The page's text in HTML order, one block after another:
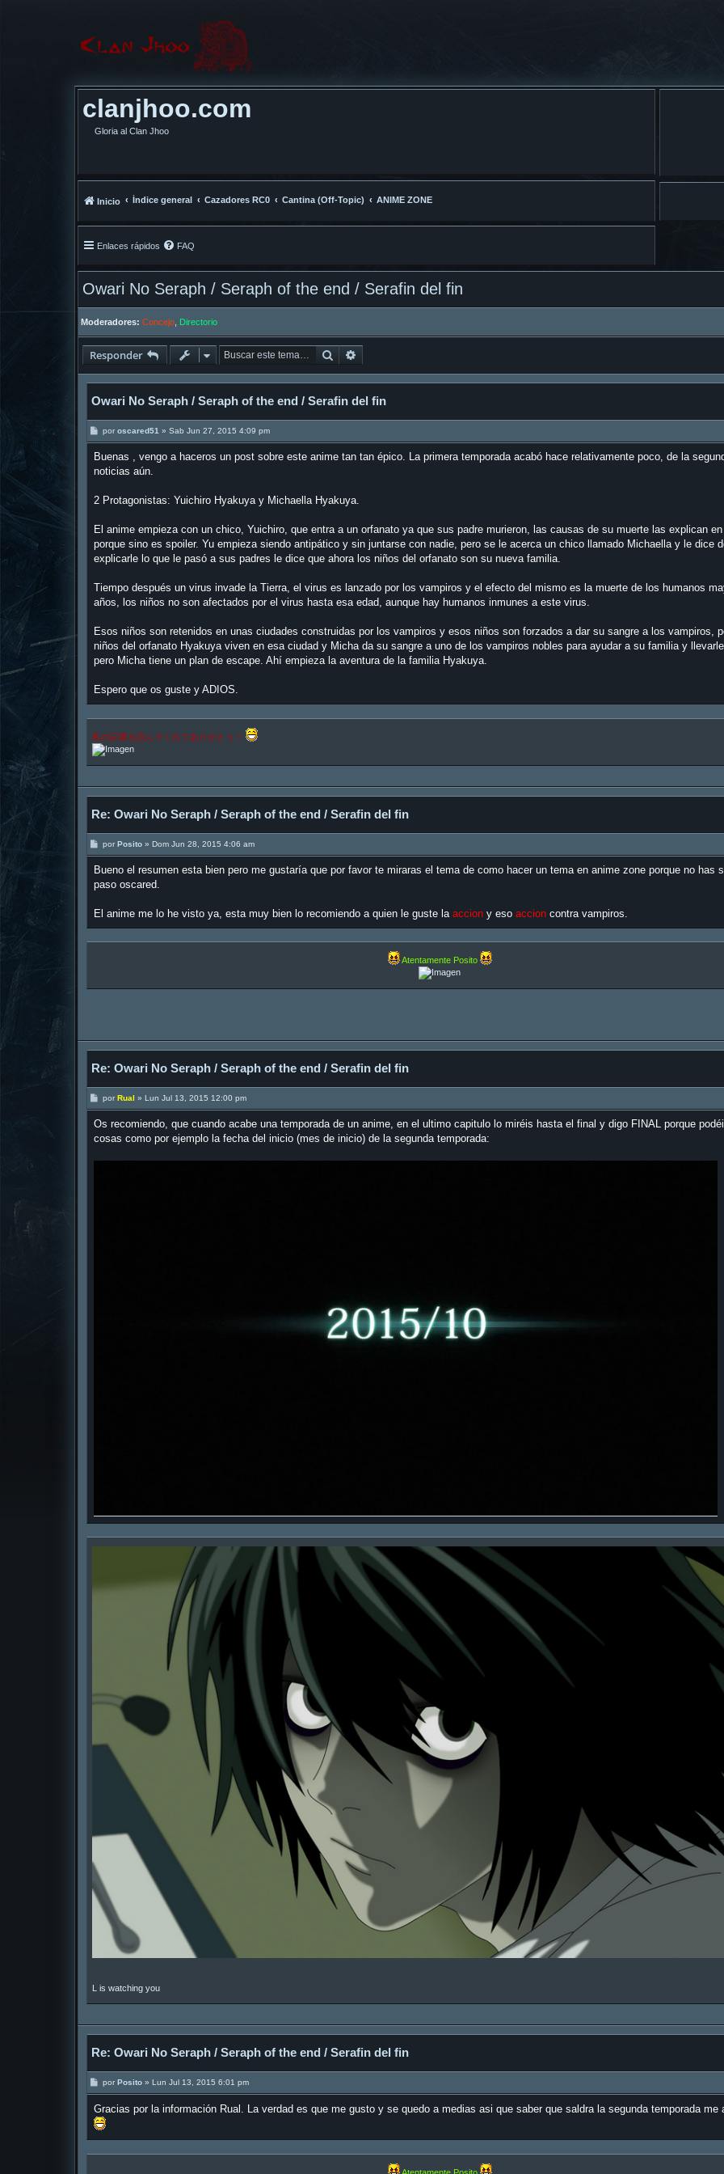
clanjhoo.com
Gloria al Clan Jhoo
Inicio Índice general Cazadores RC0 Cantina (Off-Topic) ANIME ZONE
Enlaces rápidos FAQ
Owari No Seraph / Seraph of the end / Serafin del fin
Moderadores: Concejo Directorio
Responder Buscar
Owari No Seraph / Seraph of the end / Serafin del fin
M
e
s
a
por oscared51» Sab Jun 27, 2015 4:09 pm
Buenas , vengo a haceros un post sobre este anime tan tan épico. La primera temporada acabó hace relativamente poco, de la
noticias aún.
2 Protagonistas: Yuichiro Hyakuya y Michaella Hyakuya.
El anime empieza con un chico, Yuichiro, que entra a un orfanato ya que sus padre murieron, las causas de su muerte las explican
porque sino es spoiler. Yu empieza siendo antipático y sin juntarse con nadie, pero se le acerca un chico llamado Michaella y le dice
explicarle lo que le pasó a sus padres le dice que ahora los niños del orfanato son su nueva familia.
Tiempo después un virus invade la Tierra, el virus es lanzado por los vampiros y el efecto del mismo es la muerte de los humanos
años, los niños no son afectados por el virus hasta esa edad, aunque hay humanos inmunes a este virus.
Esos niños son retenidos en unas ciudades construidas por los vampiros y esos niños son forzados a dar su sangre a los vampiros,
niños del orfanato Hyakuya viven en esa ciudad y Micha da su sangre a uno de los vampiros nobles para ayudar a su familia y
pero Micha tiene un plan de escape. Ahí empieza la aventura de la familia Hyakuya.
Espero que os guste y ADIOS.
私の記事を読んでくれてありがとう！
Re: Owari No Seraph / Seraph of the end / Serafin del fin
M
s
a
por Posito» Dom Jun 28, 2015 4:06 am
Bueno el resumen esta bien pero me gustaría que por favor te miraras el tema de como hacer un tema en anime zone porque no has
paso oscared.
El anime me lo he visto ya, esta muy bien lo recomiendo a quien le guste la accion y eso accion contra vampiros.
Atentamente Posito
Re: Owari No Seraph / Seraph of the end / Serafin del fin
M
s
a
por Rual » Lun Jul 13, 2015 12:00 pm
Os recomiendo, que cuando acabe una temporada de un anime, en el ultimo capitulo lo miréis hasta el final y digo FINAL porque
cosas como por ejemplo la fecha del inicio (mes de inicio) de la segunda temporada:
L is watching you
Re: Owari No Seraph / Seraph of the end / Serafin del fin
M
e
s
a
j
e
por Posito» Lun Jul 13, 2015 6:01 pm
Gracias por la información Rual. La verdad es que me gusto y se quedo a medias asi que saber que saldra la segunda temporada me